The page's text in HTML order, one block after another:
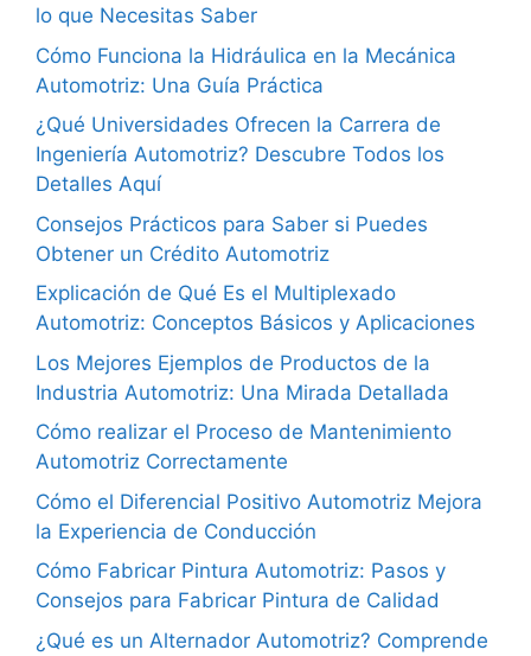
lo que Necesitas Saber
Cómo Funciona la Hidráulica en la Mecánica
Automotriz: Una Guía Práctica
¿Qué Universidades Ofrecen la Carrera de
Ingeniería Automotriz? Descubre Todos los
Detalles Aquí
Consejos Prácticos para Saber si Puedes
Obtener un Crédito Automotriz
Explicación de Qué Es el Multiplexado
Automotriz: Conceptos Básicos y Aplicaciones
Los Mejores Ejemplos de Productos de la
Industria Automotriz: Una Mirada Detallada
Cómo realizar el Proceso de Mantenimiento
Automotriz Correctamente
Cómo el Diferencial Positivo Automotriz Mejora
la Experiencia de Conducción
Cómo Fabricar Pintura Automotriz: Pasos y
Consejos para Fabricar Pintura de Calidad
¿Qué es un Alternador Automotriz? Comprende